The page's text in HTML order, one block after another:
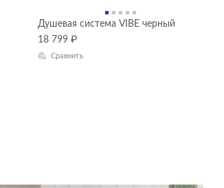
Душевая система VIBE черный
18 799₽
Сравнить